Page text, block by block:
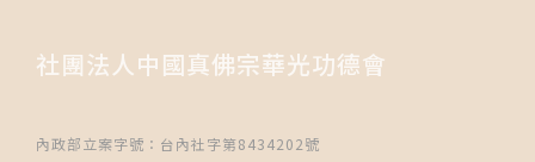
社團法人中國真佛宗華光功德會
內政部立案字號：台內社字第8434202號